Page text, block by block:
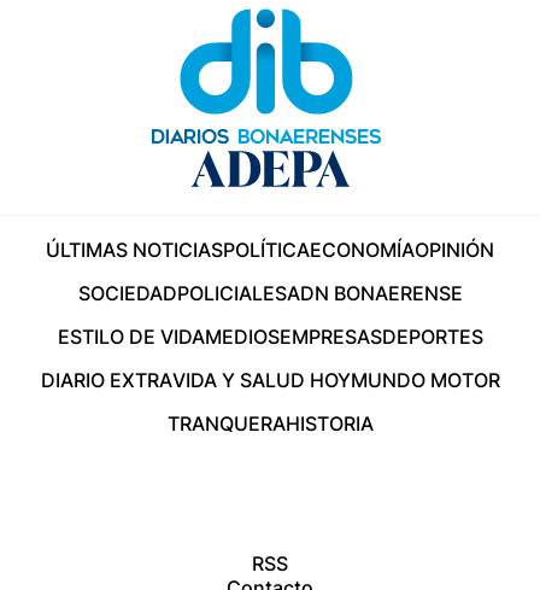
ÚLTIMAS NOTICIASPOLÍTICAECONOMÍAOPINIÓN
SOCIEDADPOLICIALESADN BONAERENSE
ESTILO DE VIDAMEDIOSEMPRESASDEPORTES
DIARIO EXTRAVIDA Y SALUD HOYMUNDO MOTOR
TRANQUERAHISTORIA
RSS